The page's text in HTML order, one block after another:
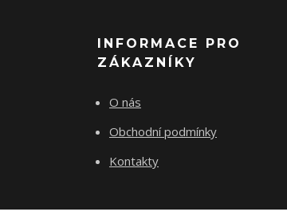
INFORMACE PRO
ZÁKAZNÍKY
O nás
Obchodní podmínky
Kontakty